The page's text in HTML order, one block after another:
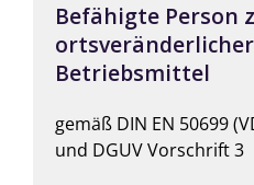
Befähigte Person
Betriebsmittel
gemäß DIN EN 50699
und DGUV Vorschrift 3